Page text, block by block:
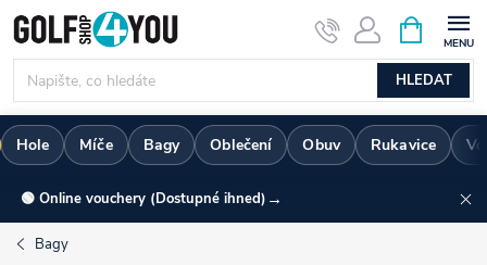
Přejít
na
obsah
HLEDAT
NÁKUPNÍ
KOŠÍK
Hole Míče Bagy Oblečení Obuv Rukavice
🟢 Online vouchery (Dostupné ihned) →
Bagy